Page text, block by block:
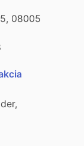
08005